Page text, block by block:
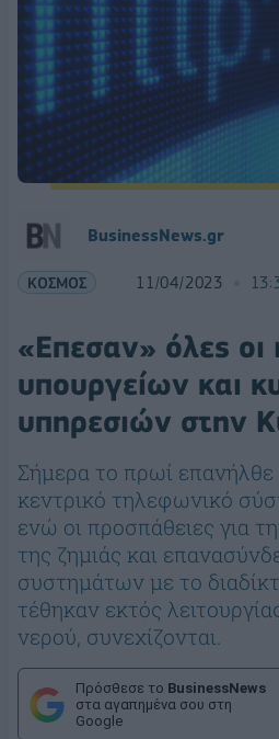
BusinessNews.gr
ΚΟΣΜΟΣ 11/04/2023
«Επεσαν» όλες οι
υπουργείων και
υπηρεσιών στην
Σήμερα το πρωί επανήλθε
κεντρικό τηλεφωνικό
ενώ οι προσπάθειες για
της ζημιάς και
συστημάτων με το
τέθηκαν εκτός
νερού, συνεχίζονται.
Πρόσθεσε το BusinessNews
στα αγαπημένα σου στη
Google